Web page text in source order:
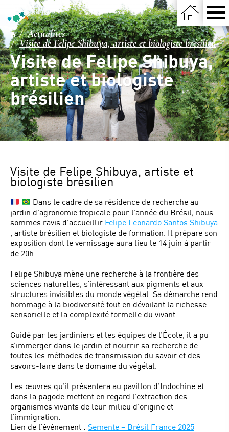
Actualités
Visite de Felipe Shibuya, artiste et biologiste brésilien
Visite de Felipe Shibuya,
artiste et biologiste
brésilien
Visite de Felipe Shibuya, artiste et
biologiste brésilien
Dans le cadre de sa résidence de recherche au
jardin d’agronomie tropicale pour l’année du Brésil, nous
sommes ravis d’accueillir Felipe Leonardo Santos Shibuya
, artiste brésilien et biologiste de formation. Il prépare son
exposition dont le vernissage aura lieu le 14 juin à partir
de 20h.
Felipe Shibuya mène une recherche à la frontière des
sciences naturelles, s’intéressant aux pigments et aux
structures invisibles du monde végétal. Sa démarche rend
hommage à la biodiversité tout en dévoilant la richesse
sensorielle et la complexité formelle du vivant.
Guidé par les jardiniers et les équipes de l’École, il a pu
s’immerger dans le jardin et nourrir sa recherche de
toutes les méthodes de transmission du savoir et des
savoirs-faire dans le domaine du végétal.
Les œuvres qu’il présentera au pavillon d’Indochine et
dans la pagode mettent en regard l’extraction des
organismes vivants de leur milieu d’origine et
l’immigration.
Lien de l’événement : Semente – Brésil France 2025